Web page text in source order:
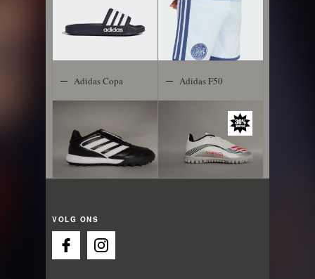
Adidas Copa
Adidas F50
VOLG ONS